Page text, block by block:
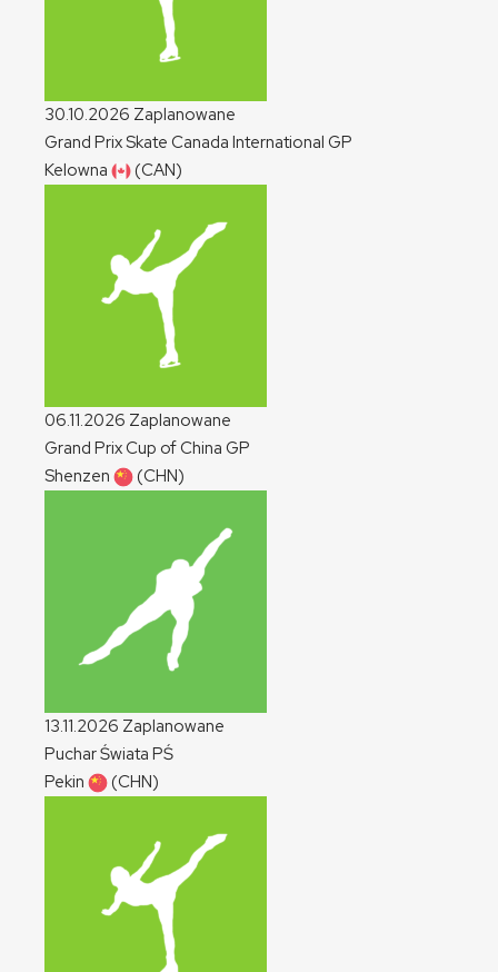
30.10.2026 Zaplanowane
Grand Prix Skate Canada International GP
Kelowna
(CAN)
06.11.2026 Zaplanowane
Grand Prix Cup of China GP
Shenzen
(CHN)
13.11.2026 Zaplanowane
Puchar Świata PŚ
Pekin
(CHN)